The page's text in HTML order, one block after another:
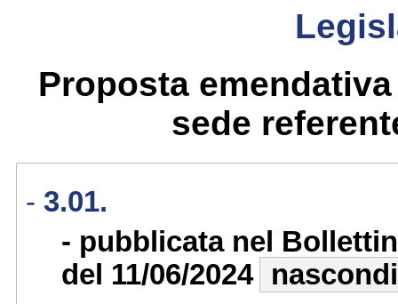
Proposta
sede
3.01.
pubblicata nel
del 11/06/2024
nascondi